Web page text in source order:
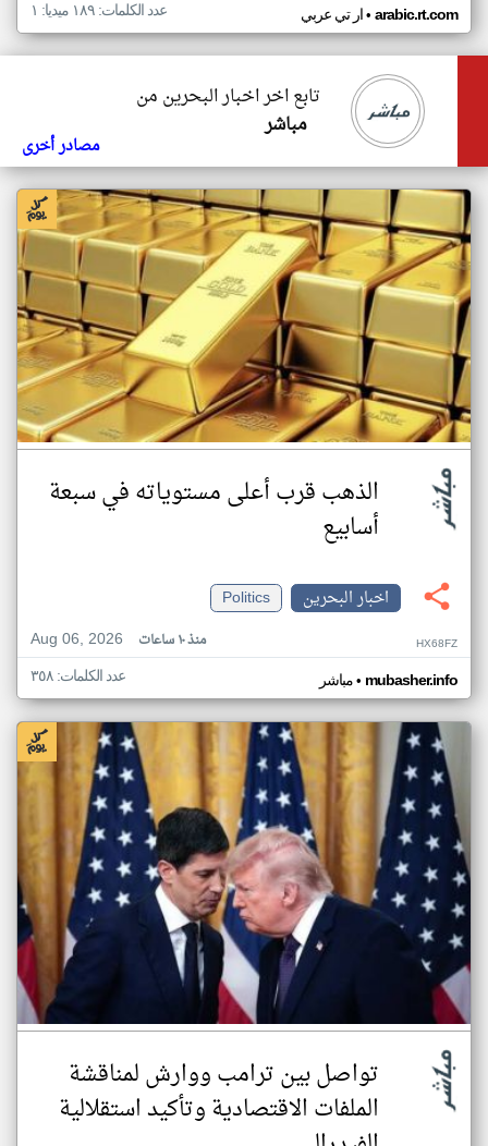
ار تي عربي• arabic.rt.com عدد الكلمات: ١٨٩ ميديا: ١
تابع اخر اخبار البحرين من
مباشر
مصادر أخرى
الذهب قرب أعلى مستوياته في سبعة
أسابيع
اخبار البحرين
Politics
Aug 06, 2026
منذ ١٠ ساعات HX68FZ
مباشر• mubasher.info عدد الكلمات: ٣٥٨
تواصل بين ترامب ووارش لمناقشة
الملفات الاقتصادية وتأكيد استقلالية